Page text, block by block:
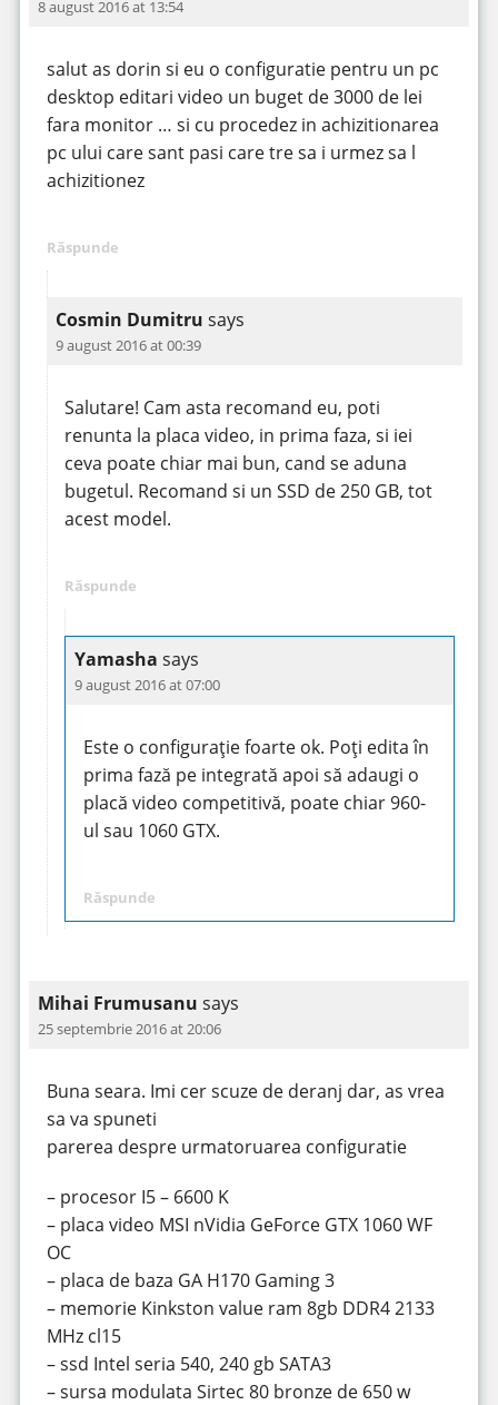
8 august 2016 at 13:54
salut as dorin si eu o configuratie pentru un pc
desktop editari video un buget de 3000 de lei
fara monitor … si cu procedez in achizitionarea
pc ului care sant pasi care tre sa i urmez sa l
achizitionez
Răspunde
Cosmin Dumitru says
9 august 2016 at 00:39
Salutare! Cam asta recomand eu, poti
renunta la placa video, in prima faza, si iei
ceva poate chiar mai bun, cand se aduna
bugetul. Recomand si un SSD de 250 GB, tot
acest model.
Răspunde
Yamasha says
9 august 2016 at 07:00
Este o configurație foarte ok. Poți edita în
prima fază pe integrată apoi să adaugi o
placă video competitivă, poate chiar 960-
ul sau 1060 GTX.
Răspunde
Mihai Frumusanu says
25 septembrie 2016 at 20:06
Buna seara. Imi cer scuze de deranj dar, as vrea
sa va spuneti
parerea despre urmatoruarea configuratie
– procesor I5 – 6600 K
– placa video MSI nVidia GeForce GTX 1060 WF
OC
– placa de baza GA H170 Gaming 3
– memorie Kinkston value ram 8gb DDR4 2133
MHz cl15
– ssd Intel seria 540, 240 gb SATA3
– sursa modulata Sirtec 80 bronze de 650 w